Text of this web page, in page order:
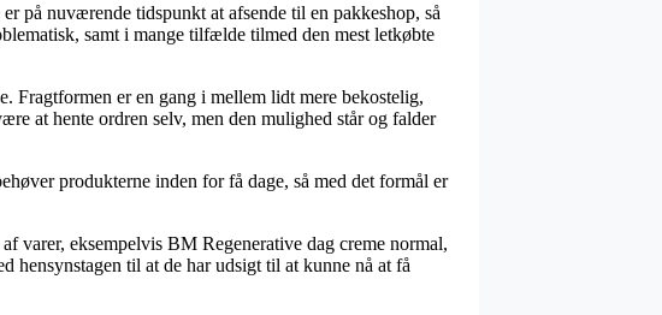
på nuværende tidspunkt at afsende til en pakkeshop, så
samt i mange tilfælde tilmed den mest letkøbte
Fragtformen er en gang i mellem lidt mere bekostelig,
at hente ordren selv, men den mulighed står og falder
produkterne inden for få dage, så med det formål er
varer, eksempelvis BM Regenerative dag creme normal,
til at de har udsigt til at kunne nå at få